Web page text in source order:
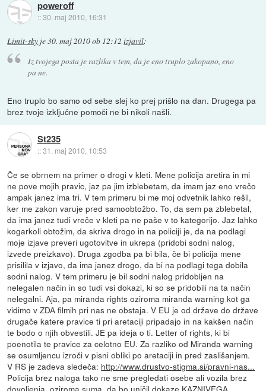
poweroff
::30. maj 2010, 16:31
Limit-sky je30. maj 2010 ob 12:12 izjavil:
Iz tvojega posta je razlika v tem, da je eno truplo zakopano, eno
pa ne.
Eno truplo bo samo od sebe slej ko prej prišlo na dan. Drugega pa
brez tvoje izključne pomoči ne bi nikoli našli.
St235
::31. maj 2010, 10:53
Če se obrnem na primer o drogi v kleti. Mene policija aretira in mi
ne pove mojih pravic, jaz pa jim izblebetam, da imam jaz eno vrečo
ampak janez ima tri. V tem primeru bi me moj odvetnik lahko rešil,
ker me zakon varuje pred samoobtožbo. To, da sem pa zblebetal,
da ima janez tudi vreče v kleti pa ne paše v to kategorijo. Jaz lahko
kogarkoli obtožim, da skriva drogo in na policiji je, da na podlagi
moje izjave preveri ugotovitve in ukrepa (pridobi sodni nalog,
izvede preizkavo). Druga zgodba pa bi bila, če bi policija mene
prisilila v izjavo, da ima janez drogo, da bi na podlagi tega dobila
sodni nalog. V tem primeru je bil sodni nalog pridobljen na
nelegalen način in so tudi vsi dokazi, ki so se pridobili na ta način
nelegalni. Aja, pa miranda rights oziroma miranda warning kot ga
vidimo v ZDA filmih pri nas ne obstaja. V EU je od države do države
drugače katere pravice ti pri aretaciji pripadajo in na kakšen način
te bodo o njih obvestili. JE pa ideja o ti. Letter of rights, ki bi
poenotila te pravice za celotno EU. Za razliko od Miranda warning
se osumljencu izroči v pisni obliki po aretaciji in pred zaslišanjem.
V RS je zadeva sledeča: http://www.drustvo-stigma.si/pravni-nas...
Policija brez naloga tako ne sme pregledati osebe ali vozila brez
dovoljenja, oziroma suma, da bo uničil dokaze KAZNIVEGA